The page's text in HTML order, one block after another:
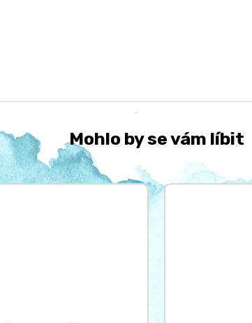
Mohlo by se vám líbit